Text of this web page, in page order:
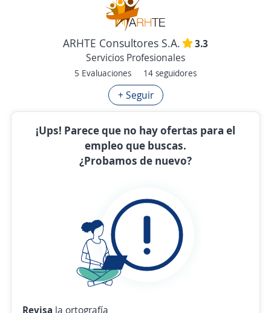
ARHTE Consultores S.A.
3.3
Servicios Profesionales
5 Evaluaciones 14 seguidores
+ Seguir
¡Ups! Parece que no hay ofertas para el
empleo que buscas.
¿Probamos de nuevo?
Revisa la ortografía